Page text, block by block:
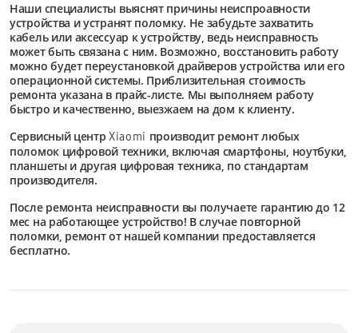
Наши специалисты выяснят причины неиспроавности
устройства и устранят поломку. Не забудьте захватить
кабель или аксессуар к устройству, ведь неисправность
может быть связана с ним. Возможно, восстановить работу
можно будет переустановкой драйверов устройства или его
операционной системы. Приблизительная стоимость
ремонта указана в прайс-листе. Мы выполняем работу
быстро и качественно, выезжаем на дом к клиенту.
Сервисный центрXiaomi производит ремонт любых
поломок цифровой техники, включая смартфоны, ноутбуки,
планшеты и другая цифровая техника, по стандартам
производителя.
После ремонта неисправности вы получаете гарантию до 12
мес на работающее устройство! В случае повторной
поломки, ремонт от нашей компании предоставляется
бесплатно.